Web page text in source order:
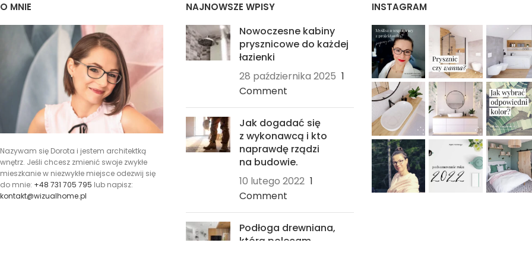
O MNIE
Nazywam się Dorota i jestem architektką
wnętrz. Jeśli chcesz zmienić swoje zwykłe
mieszkanie w niezwykłe miejsce odezwij się
do mnie: +48 731 705 795 lub napisz:
kontakt@wizualhome.pl
NAJNOWSZE WPISY
Nowoczesne kabiny
prysznicowe do każdej
łazienki
28 października 2025 1
Comment
Jak dogadać się
z wykonawcą i kto
naprawdę rządzi
na budowie.
10 lutego 2022 1
Comment
Podłoga drewniana,
którą polecam
INSTAGRAM